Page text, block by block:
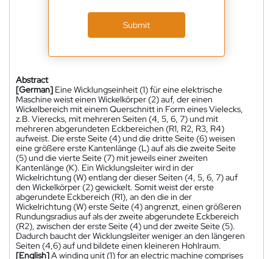
Submit
Abstract
[German] Eine Wicklungseinheit (1) für eine elektrische
Maschine weist einen Wickelkörper (2) auf, der einen
Wickelbereich mit einem Querschnitt in Form eines Vielecks,
z.B. Vierecks, mit mehreren Seiten (4, 5, 6, 7) und mit
mehreren abgerundeten Eckbereichen (R1, R2, R3, R4)
aufweist. Die erste Seite (4) und die dritte Seite (6) weisen
eine größere erste Kantenlänge (L) auf als die zweite Seite
(5) und die vierte Seite (7) mit jeweils einer zweiten
Kantenlänge (K). Ein Wicklungsleiter wird in der
Wickelrichtung (W) entlang der dieser Seiten (4, 5, 6, 7) auf
den Wickelkörper (2) gewickelt. Somit weist der erste
abgerundete Eckbereich (R1), an den die in der
Wickelrichtung (W) erste Seite (4) angrenzt, einen größeren
Rundungsradius auf als der zweite abgerundete Eckbereich
(R2), zwischen der erste Seite (4) und der zweite Seite (5).
Dadurch baucht der Wicklungsleiter weniger an den längeren
Seiten (4,6) auf und bildete einen kleineren Hohlraum.
[English]A winding unit (1) for an electric machine comprises